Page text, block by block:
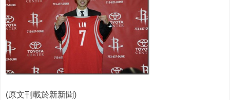
(原文刊載於新新聞)